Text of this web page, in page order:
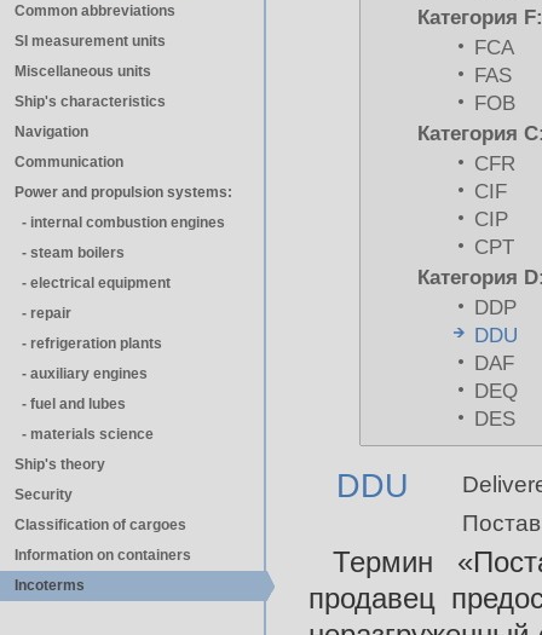
Common abbreviations
SI measurement units
Miscellaneous units
Ship's characteristics
Navigation
Communication
Power and propulsion systems:
- internal combustion engines
- steam boilers
- electrical equipment
- repair
- refrigeration plants
- auxiliary engines
- fuel and lubes
- materials science
Ship's theory
Security
Classification of cargoes
Information on containers
Incoterms
Категория
FCA
FAS
FOB
Категория
CFR
CIF
CIP
CPT
Категория
DDP
DDU
DAF
DEQ
DES
DDU
Термин
продавец